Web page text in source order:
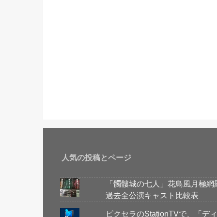
人気の投稿とページ
「髑髏城の七人」花鳥風月極網
過去全公演キャスト比較表
ピクセラのStationTVで、「デ